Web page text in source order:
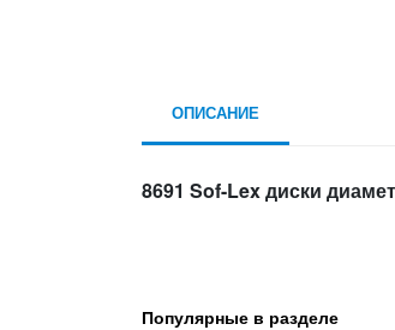
ОПИСАНИЕ
8691 Sof-Lex диски
Популярные в разделе